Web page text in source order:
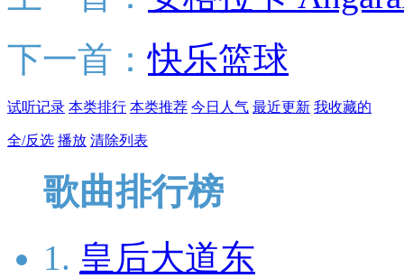
下一首：快乐篮球
试听记录 本类排行 本类推荐 今日人气 最近更新 我收藏的
全/反选 播放 清除列表
歌曲排行榜
1. 皇后大道东